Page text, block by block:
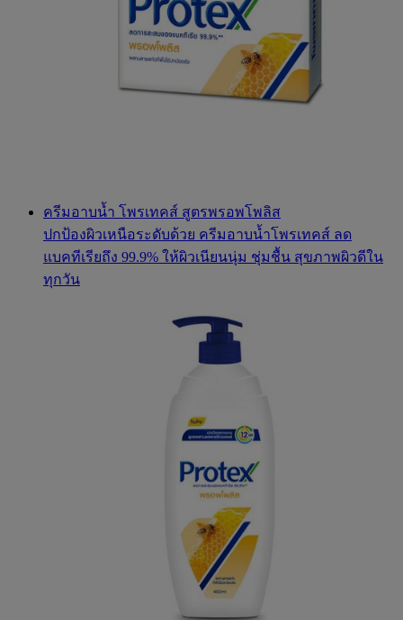
ครีมอาบน้ำ โพรเทคส์ สูตรพรอพโพลิส
ปกป้องผิวเหนือระดับด้วย ครีมอาบน้ำโพรเทคส์ ลด
แบคทีเรียถึง 99.9% ให้ผิวเนียนนุ่ม ชุ่มชื้น สุขภาพผิวดีใน
ทุกวัน